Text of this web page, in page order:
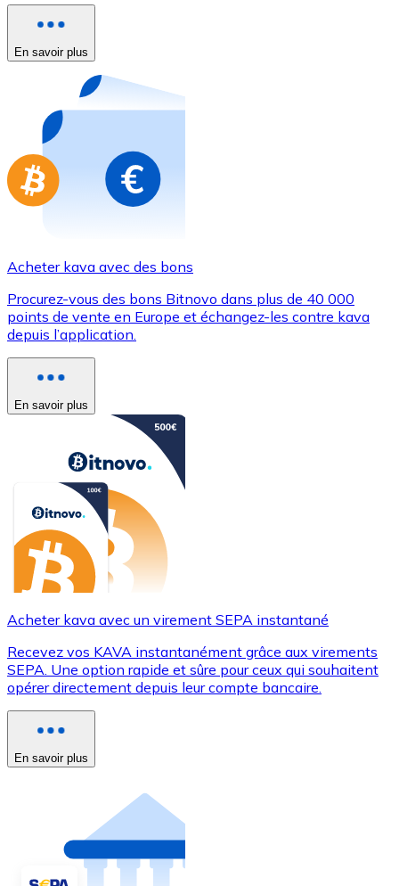
Acheter avec carte
Nouveau
Achetez des cartes-cadeaux de vos marques
Aller à la boutique de cartes-cadeaux
En savoir plus
Acheter kava avec des bons
Procurez-vous des bons Bitnovo dans plus de 40 000
points de vente en Europe et échangez-les contre kava
depuis l’application.
En savoir plus
Acheter kava avec un virement SEPA instantané
Recevez vos KAVA instantanément grâce aux virements
SEPA. Une option rapide et sûre pour ceux qui souhaitent
opérer directement depuis leur compte bancaire.
En savoir plus